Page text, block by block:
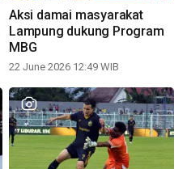
Aksi damai masyarakat
Lampung dukung Program
MBG
22 June 2026 12:49 WIB